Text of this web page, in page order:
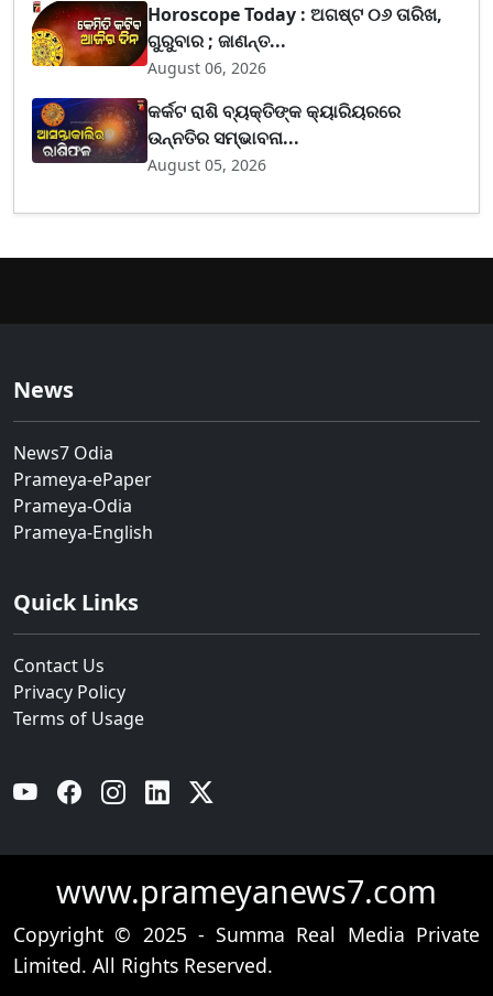
Horoscope Today : ଅଗଷ୍ଟ ୦୬ ତାରିଖ,
ଗୁରୁବାର ; ଜାଣନ୍ତ...
August 06, 2026
କର୍କଟ ରାଶି ବ୍ୟକ୍ତିଙ୍କ କ୍ୟାରିୟରରେ
ଉନ୍ନତିର ସମ୍ଭାବନା...
August 05, 2026
News
News7 Odia
Prameya-ePaper
Prameya-Odia
Prameya-English
Quick Links
Contact Us
Privacy Policy
Terms of Usage
YouTube Facebook Instagram Linkedin
www.prameyanews7.com
Copyright © 2025 - Summa Real Media Private
Limited. All Rights Reserved.